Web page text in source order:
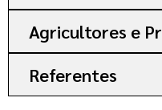
Agricultores e
Referentes